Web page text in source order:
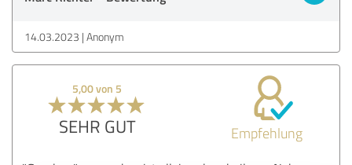
14.03.2023 Anonym
5,00 von 5
SEHR GUT Empfehlung